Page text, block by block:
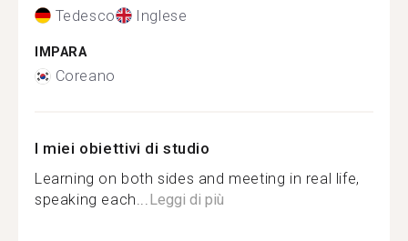
Tedesco Inglese
IMPARA
Coreano
I miei obiettivi di studio
Learning on both sides and meeting in real life,
speaking each...Leggi di più